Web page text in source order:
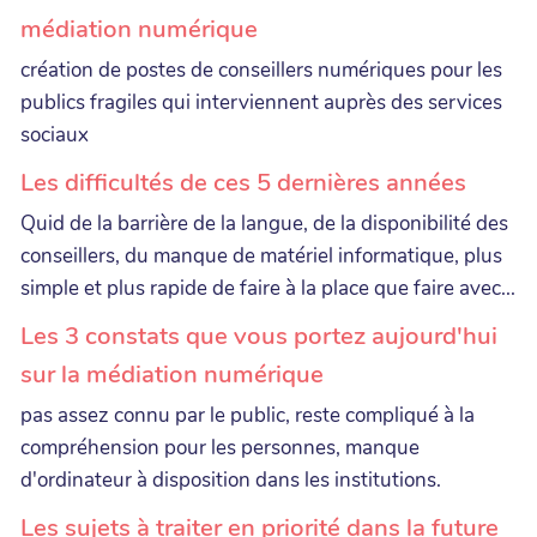
médiation numérique
création de postes de conseillers numériques pour les
publics fragiles qui interviennent auprès des services
sociaux
Les difficultés de ces 5 dernières années
Quid de la barrière de la langue, de la disponibilité des
conseillers, du manque de matériel informatique, plus
simple et plus rapide de faire à la place que faire avec...
Les 3 constats que vous portez aujourd'hui
sur la médiation numérique
pas assez connu par le public, reste compliqué à la
compréhension pour les personnes, manque
d'ordinateur à disposition dans les institutions.
Les sujets à traiter en priorité dans la future